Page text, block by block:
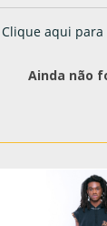
Clique aqui
Ainda não